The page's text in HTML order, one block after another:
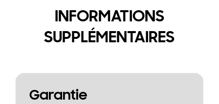
INFORMATIONS
SUPPLÉMENTAIRES
Garantie